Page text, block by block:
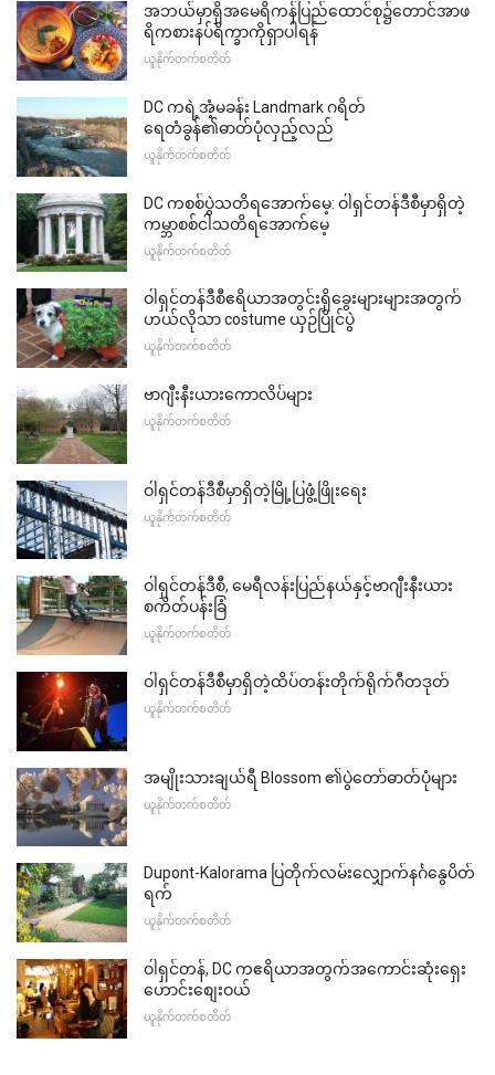
အဘယ်မှာရှိအမေရိကန်ပြည်ထောင်စု၌တောင်အာဖ
ရိကစားနပ်ရိက္ခာကိုရှာပါရန်
ယူနိုက်တက်စတိတ်
DC ကရဲ့အံ့မခန်း Landmark ဂရိတ်
ရေတံခွန်၏ဓာတ်ပုံလှည့်လည်
ယူနိုက်တက်စတိတ်
DC ကစစ်ပွဲသတိရအောက်မေ့: ဝါရှင်တန်ဒီစီမှာရှိတဲ့
ကမ္ဘာစစ်ငါသတိရအောက်မေ့
ယူနိုက်တက်စတိတ်
ဝါရှင်တန်ဒီစီဧရိယာအတွင်းရှိခွေးများများအတွက်
ဟယ်လိုသာ costume ယှဉ်ပြိုင်ပွဲ
ယူနိုက်တက်စတိတ်
ဗာဂျီးနီးယားကောလိပ်များ
ယူနိုက်တက်စတိတ်
ဝါရှင်တန်ဒီစီမှာရှိတဲ့မြို့ပြဖွံ့ဖြိုးရေး
ယူနိုက်တက်စတိတ်
ဝါရှင်တန်ဒီစီ, မေရီလန်းပြည်နယ်နှင့်ဗာဂျီးနီးယား
စကိတ်ပန်းခြံ
ယူနိုက်တက်စတိတ်
ဝါရှင်တန်ဒီစီမှာရှိတဲ့ထိပ်တန်းတိုက်ရိုက်ဂီတဒုတ်
ယူနိုက်တက်စတိတ်
အမျိုးသားချယ်ရီ Blossom ၏ပွဲတော်ဓာတ်ပုံများ
ယူနိုက်တက်စတိတ်
Dupont-Kalorama ပြတိုက်လမ်းလျှောက်နင်္ဂနွေပိတ်
ရက်
ယူနိုက်တက်စတိတ်
ဝါရှင်တန်, DC ကဧရိယာအတွက်အကောင်းဆုံးရှေး
ဟောင်းစျေးဝယ်
ယူနိုက်တက်စတိတ်